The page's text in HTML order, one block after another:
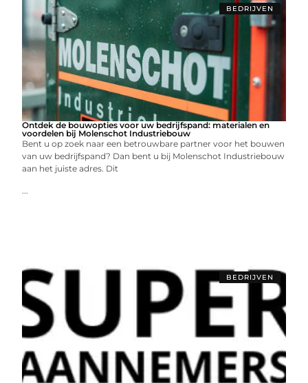
BEDRIJVEN
Ontdek de bouwopties voor uw bedrijfspand: materialen en
voordelen bij Molenschot Industriebouw
Bent u op zoek naar een betrouwbare partner voor het bouwen
van uw bedrijfspand? Dan bent u bij Molenschot Industriebouw
aan het juiste adres. Dit
...
BEDRIJVEN